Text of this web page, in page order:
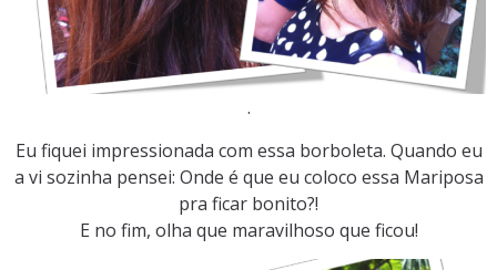
.
Eu fiquei impressionada com essa borboleta. Quando eu
a vi sozinha pensei: Onde é que eu coloco essa Mariposa
pra ficar bonito?!
E no fim, olha que maravilhoso que ficou!